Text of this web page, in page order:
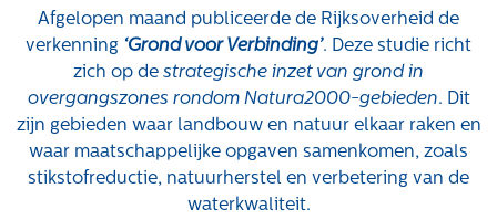
Hoge Woerd in Ewijk
Pachtbeleid gemeente Valkenswaard: duurzame
pacht als instrument voor landbouw- en
watertransitie
Strategisch grondbeleid als motor voor
woningbouwversnelling Gemeente Vught
Afgelopen maand publiceerde de Rijksoverheid de
verkenning ‘Grond voor Verbinding’. Deze studie richt
zich op de strategische inzet van grond in
overgangszones rondom Natura2000-gebieden. Dit
zijn gebieden waar landbouw en natuur elkaar raken en
waar maatschappelijke opgaven samenkomen, zoals
stikstofreductie, natuurherstel en verbetering van de
waterkwaliteit.